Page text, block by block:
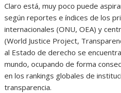
Claro está, muy poco puede
según reportes e índices de los
internacionales (ONU, OEA) y
(World Justice Project,
al Estado de derecho se
mundo, ocupando de forma
en los rankings globales de
transparencia.